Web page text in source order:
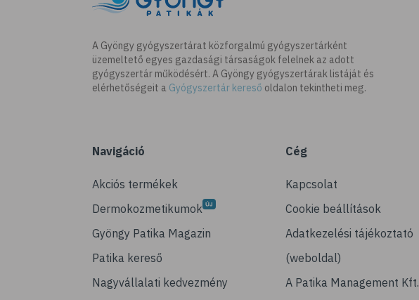
A Gyöngy gyógyszertárat közforgalmú gyógyszertárként
üzemeltető egyes gazdasági társaságok felelnek az adott
gyógyszertár működésért. A Gyöngy gyógyszertárak listáját és
elérhetőségeit a Gyógyszertár kereső oldalon tekintheti meg.
Navigáció
Akciós termékek
Dermokozmetikumok
Gyöngy Patika Magazin
Patika kereső
Nagyvállalati kedvezmény
Cég
Kapcsolat
Cookie beállítások
Adatkezelési tájékoztató
(weboldal)
A Patika Management Kft.